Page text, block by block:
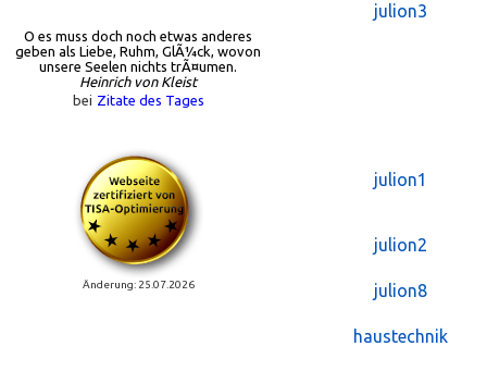
O es muss doch noch etwas anderes
geben als Liebe, Ruhm, GlÃ¼ck, wovon
unsere Seelen nichts trÃ¤umen.
Heinrich von Kleist
bei Zitate des Tages
Änderung: 25.07.2026
julion3
julion1
julion2
julion8
haustechnik